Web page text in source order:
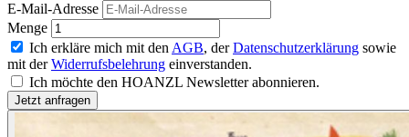
E-Mail-Adresse
Menge
Ich erkläre mich mit den AGB, derDatenschutzerklärung sowie
mit derWiderrufsbelehrung einverstanden.
Ich möchte den HOANZL Newsletter abonnieren.